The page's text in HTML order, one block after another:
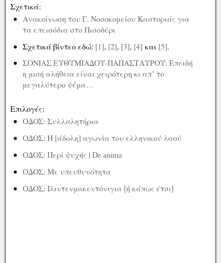
Σχετικά:
Ανακοίνωση του Γ. Νοσοκομείου Καστοριάς για
τα επεισόδια στο Πισοδέρι
Σχετικά βίντεο εδώ: [1], [2], [3], [4] και [5].
ΣΟΝΙΑΣ ΕΥΘΥΜΙΑΔΟΥ-ΠΑΠΑΣΤΑΥΡΟΥ: Επειδή
η μισή αλήθεια είναι χειρότερη κι απ’ το
μεγαλύτερο ψέμα…
Επιλογές:
ΟΔΟΣ: Συλλαλητήρια
ΟΔΟΣ: Η [άδολη] αγωνία του ελληνικού λαού
ΟΔΟΣ: Περί ψυχής | De anima
OΔΟΣ: Με υπευθυνότητα
ΟΔΟΣ: Ιλιντενμακεντόνιγια [ή κάπως έτσι]